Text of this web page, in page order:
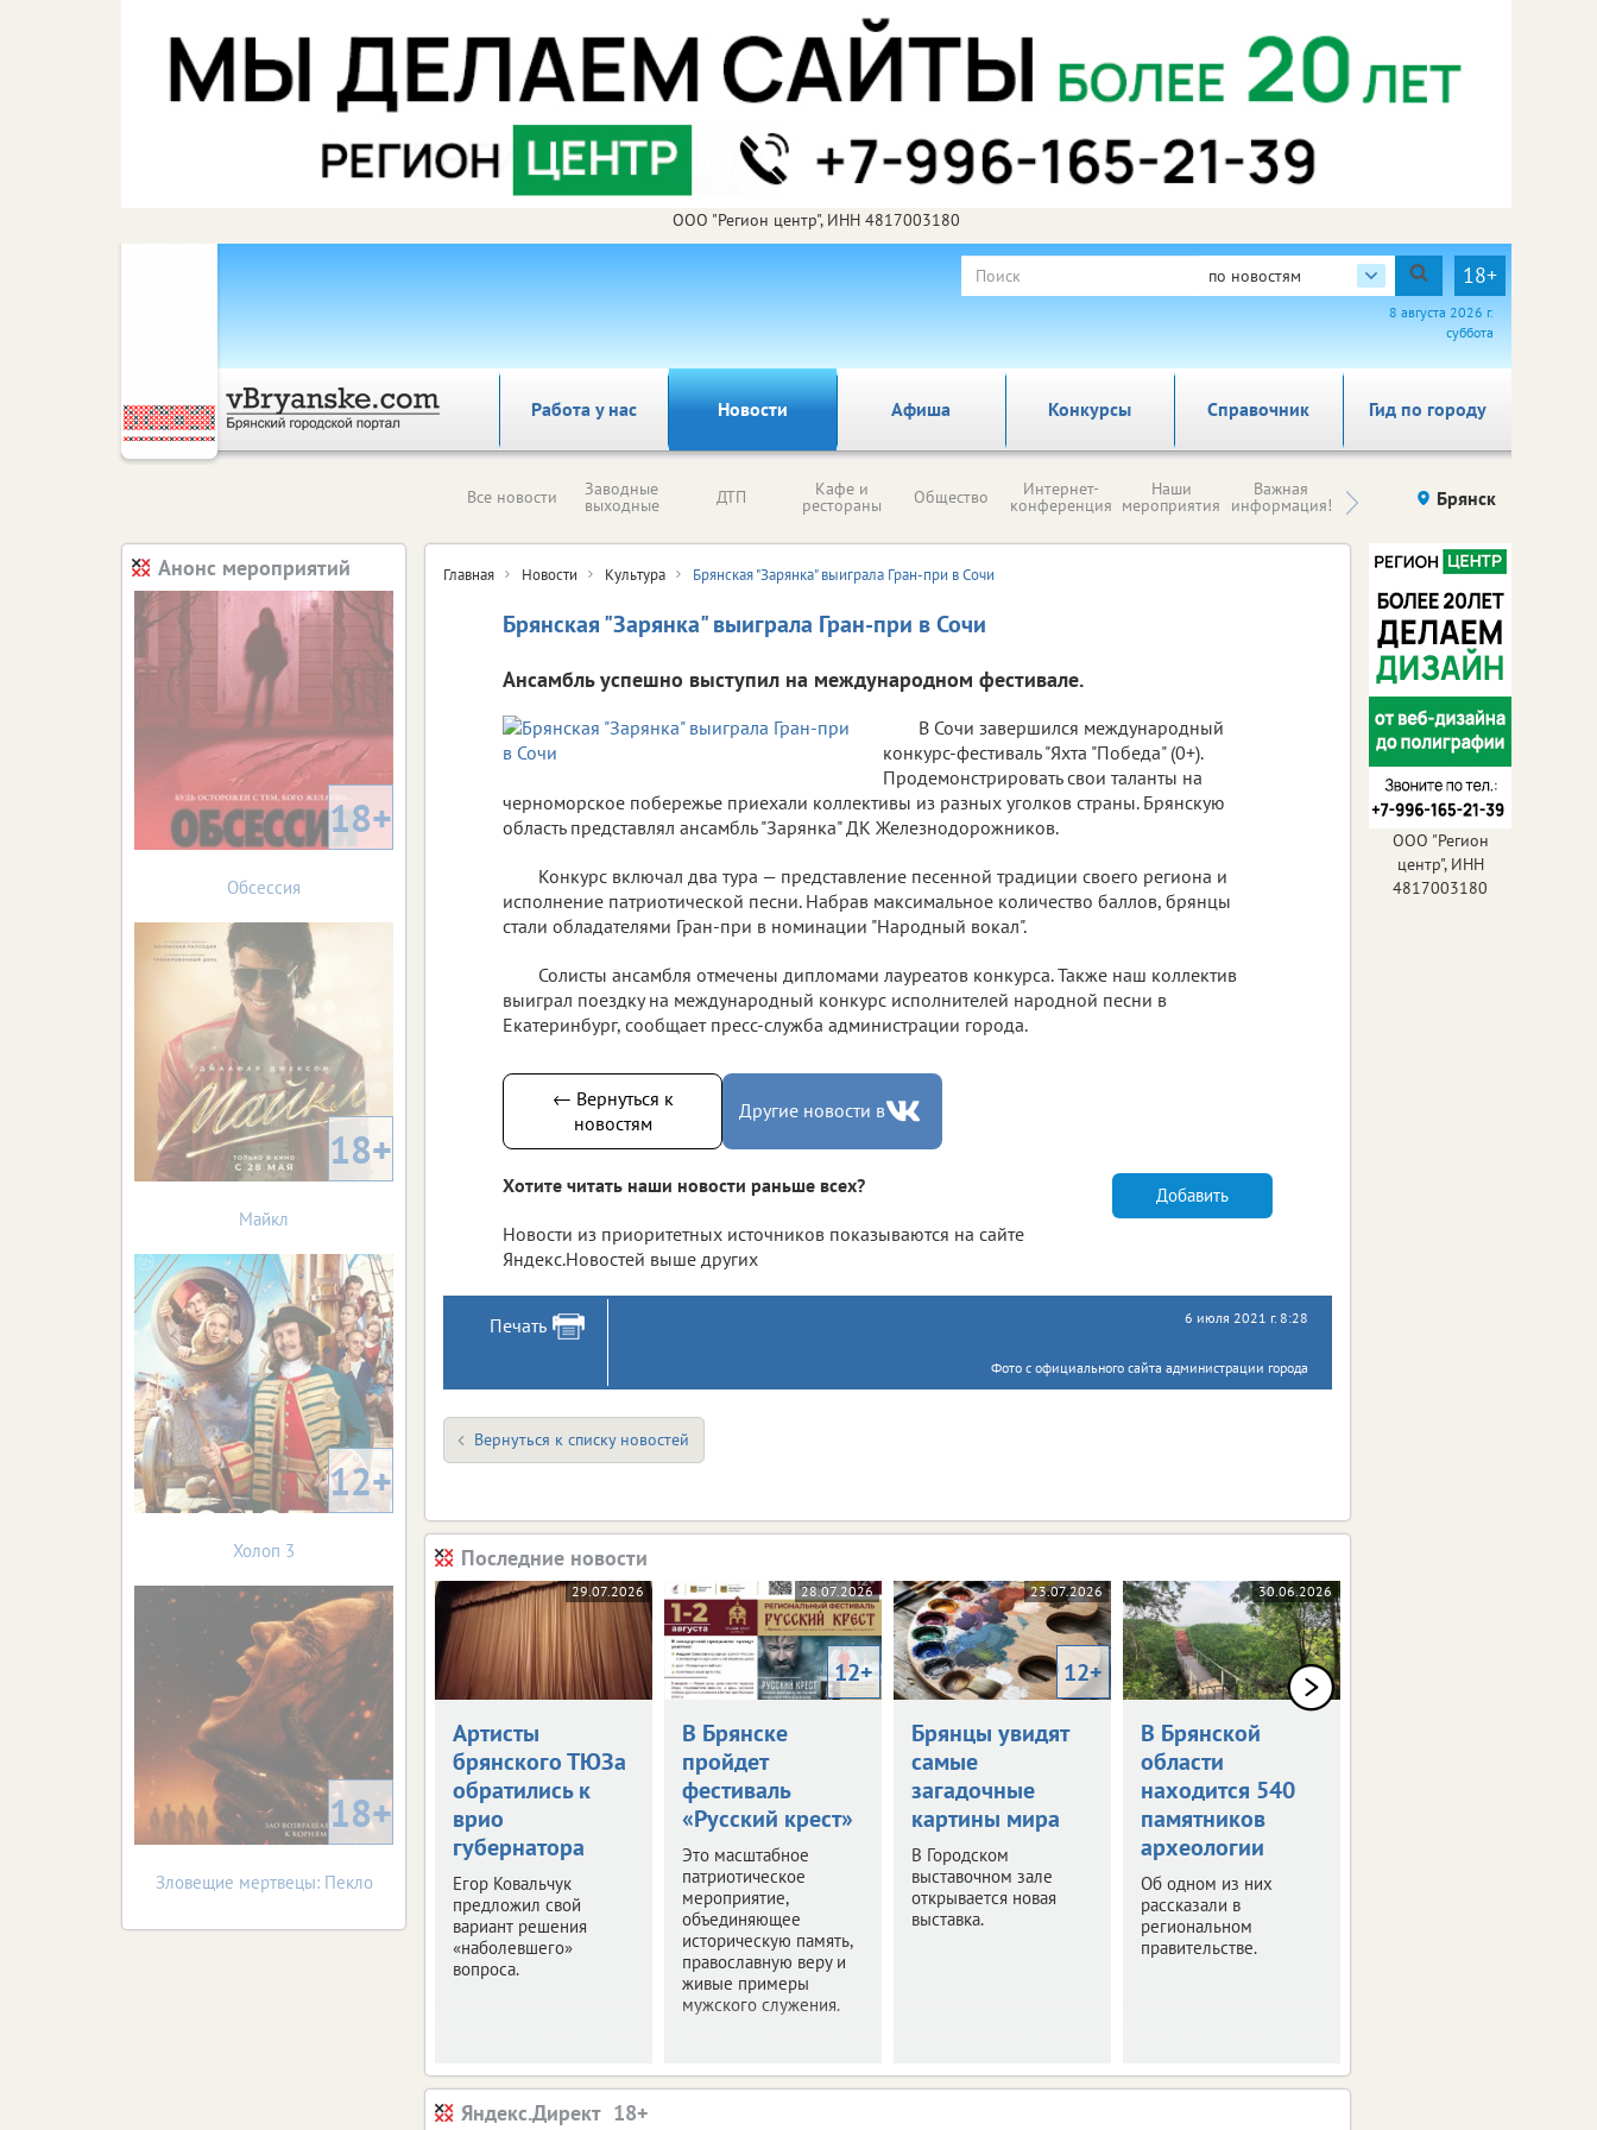
ООО "Регион центр", ИНН 4817003180
по новостям 18+
8 августа 2026 г.
суббота
Работа у нас Новости Афиша Справочник Гид по городу
Конкурсы
Все новости Заводные
выходные ДТП Кафе и
рестораны Общество Интернет-
конференция
Наши
мероприятия
Важная
информация! Происшествия Здоровье
Брянск
Главная Новости Культура Брянская "Зарянка" выиграла Гран-при в Сочи
Брянская "Зарянка" выиграла Гран-при в Сочи
Ансамбль успешно выступил на международном фестивале.
В Сочи завершился международный
конкурс-фестиваль "Яхта "Победа" (0+).
Продемонстрировать свои таланты на
черноморское побережье приехали коллективы из разных уголков страны. Брянскую
область представлял ансамбль "Зарянка" ДК Железнодорожников.
Конкурс включал два тура — представление песенной традиции своего региона и
исполнение патриотической песни. Набрав максимальное количество баллов, брянцы
стали обладателями Гран-при в номинации "Народный вокал".
Солисты ансамбля отмечены дипломами лауреатов конкурса. Также наш коллектив
выиграл поездку на международный конкурс исполнителей народной песни в
Екатеринбург, сообщает пресс-служба администрации города.
← Вернуться к
новостям
Другие новости в
Хотите читать наши новости раньше всех?
Новости из приоритетных источников показываются на сайте
Яндекс.Новостей выше других
Добавить
Печать 6 июля 2021 г. 8:28
Фото с официального сайта администрации города
Вернуться к списку новостей
Последние новости
29.07.2026
Артисты
брянского ТЮЗа
обратились к
врио
губернатора
Егор Ковальчук
предложил свой
вариант решения
«наболевшего»
вопроса.
28.07.2026
12+
В Брянске
пройдет
фестиваль
«Русский крест»
Это масштабное
патриотическое
мероприятие,
объединяющее
историческую память,
православную веру и
живые примеры
мужского служения.
23.07.2026
12+
Брянцы увидят
самые
загадочные
картины мира
В Городском
выставочном зале
открывается новая
выставка.
30.06.2026
В Брянской
области
находится 540
памятников
археологии
Об одном из них
рассказали в
региональном
правительстве.
Яндекс.Директ
Анонс мероприятий
18+
Обсессия
18+
Майкл
12+
Холоп 3
18+
Зловещие мертвецы: Пекло
ООО "Регион
центр", ИНН
4817003180